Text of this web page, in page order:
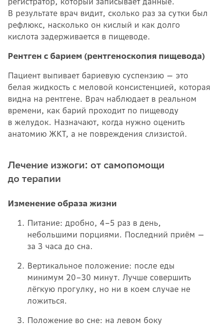
В результате врач видит, сколько раз за сутки был
рефлюкс, насколько он кислый и как долго
кислота задерживается в пищеводе.
Рентген с барием (рентгеноскопия пищевода)
Пациент выпивает бариевую суспензию — это
белая жидкость с меловой консистенцией, которая
видна на рентгене. Врач наблюдает в реальном
времени, как барий проходит по пищеводу
в желудок. Назначают, когда нужно оценить
анатомию ЖКТ, а не повреждения слизистой.
Лечение изжоги: от самопомощи
до терапии
Изменение образа жизни
Питание: дробно, 4–5 раз в день,
небольшими порциями. Последний приём —
за 3 часа до сна.
Вертикальное положение: после еды
минимум 20–30 минут. Лучше совершить
лёгкую прогулку, но ни в коем случае не
ложиться.
Положение во сне: на левом боку